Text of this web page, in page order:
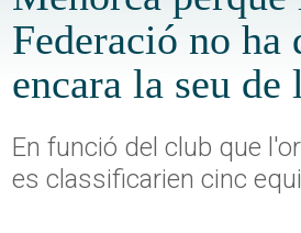
Federació no
encara la seu de
En funció del club que
es classificarien cinc